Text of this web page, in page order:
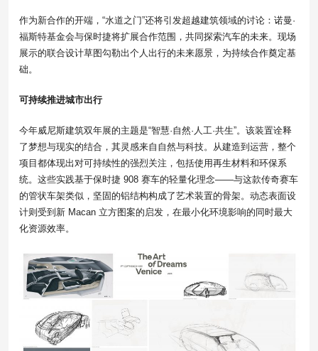
作为新合作的开端，“水道之门”还将引发超越建筑领域的讨论：诺曼·
福斯特基金会与保时捷将扩展合作范围，共同探索汽车的未来。现场
展示的联合设计草图勾勒出个人出行的未来愿景，为持续合作奠定基
础。
可持续推进城市出行
今年威尼斯建筑双年展的主题是“智慧·自然·人工·共生”。该装置诠释
了梦想与现实的结合，其灵感来自自然与科技。从建造到运营，整个
项目都体现出对可持续性的强烈关注，包括使用再生材料和环保系
统。这些实践基于保时捷 908 赛车的轻量化理念——与这款传奇赛车
的管状车架类似，坚固的铝结构构成了艺术装置的骨架。动态表面设
计则受到新 Macan 立方图案的启发，在最小化环境影响的同时最大
化资源效率。